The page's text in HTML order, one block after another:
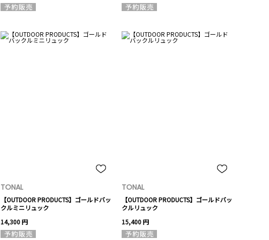
TONAL
【OUTDOOR PRODUCTS】ゴールドバッ
クルミニリュック
14,300 円
TONAL
【OUTDOOR PRODUCTS】ゴールドバッ
クルリュック
15,400 円